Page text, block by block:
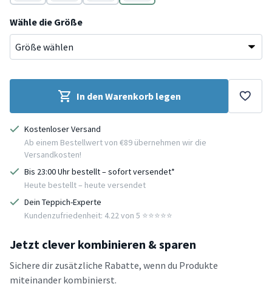
Rosa Beige TerracottaGrün
Wähle die Größe
In den Warenkorb legen
Kostenloser Versand
Ab einem Bestellwert von €89 übernehmen wir die
Versandkosten!
Bis 23:00 Uhr bestellt – sofort versendet*
Heute bestellt – heute versendet
Dein Teppich-Experte
Kundenzufriedenheit: 4.22 von 5 ⭐️⭐️⭐️⭐️⭐️
Jetzt clever kombinieren & sparen
Sichere dir zusätzliche Rabatte, wenn du Produkte
miteinander kombinierst.